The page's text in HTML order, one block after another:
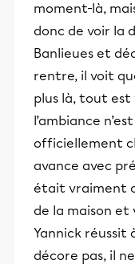
moment-là,
donc de voir la
Banlieues et
rentre, il voit
plus là, tout est
l’ambiance
officiellement
avance avec
était vraiment
de la maison et
Yannick réussit
décore pas, il